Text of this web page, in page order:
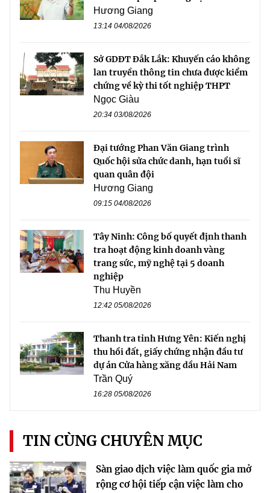
Hương Giang
13:14 04/08/2026
Sở GDĐT Đắk Lắk: Khuyến cáo không
lan truyền thông tin chưa được kiểm
chứng về kỳ thi tốt nghiệp THPT
Ngọc Giàu
20:34 03/08/2026
Đại tướng Phan Văn Giang trình
Quốc hội sửa chức danh, hạn tuổi sĩ
quan quân đội
Hương Giang
09:15 04/08/2026
Tây Ninh: Công bố quyết định thanh
tra hoạt động kinh doanh vàng
trang sức, mỹ nghệ tại 5 doanh
nghiệp
Thu Huyền
12:42 05/08/2026
Thanh tra tỉnh Hưng Yên: Kiến nghị
thu hồi đất, giấy chứng nhận đầu tư
dự án Cửa hàng xăng dầu Hải Nam
Trần Quý
16:28 05/08/2026
TIN CÙNG CHUYÊN MỤC
Sàn giao dịch việc làm quốc gia mở
rộng cơ hội tiếp cận việc làm cho